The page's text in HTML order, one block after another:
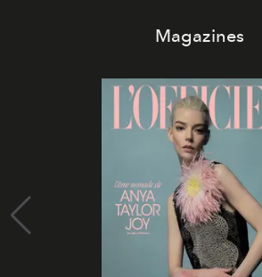
Magazines